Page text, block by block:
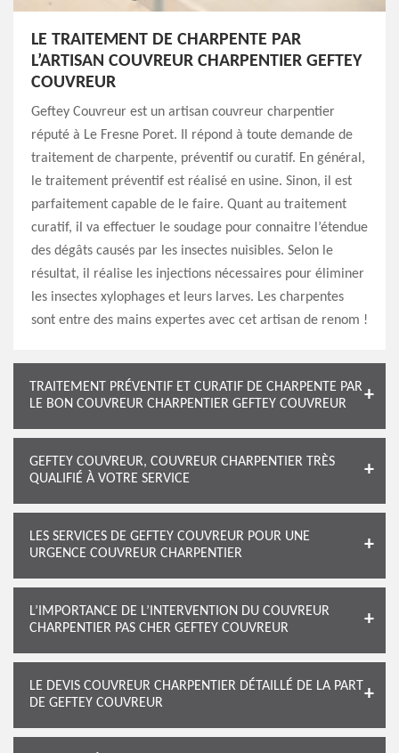
LE TRAITEMENT DE CHARPENTE PAR
L’ARTISAN COUVREUR CHARPENTIER GEFTEY
COUVREUR
Geftey Couvreur est un artisan couvreur charpentier
réputé à Le Fresne Poret. Il répond à toute demande de
traitement de charpente, préventif ou curatif. En général,
le traitement préventif est réalisé en usine. Sinon, il est
parfaitement capable de le faire. Quant au traitement
curatif, il va effectuer le soudage pour connaitre l’étendue
des dégâts causés par les insectes nuisibles. Selon le
résultat, il réalise les injections nécessaires pour éliminer
les insectes xylophages et leurs larves. Les charpentes
sont entre des mains expertes avec cet artisan de renom !
TRAITEMENT PRÉVENTIF ET CURATIF DE CHARPENTE PAR
LE BON COUVREUR CHARPENTIER GEFTEY COUVREUR
GEFTEY COUVREUR, COUVREUR CHARPENTIER TRÈS
QUALIFIÉ À VOTRE SERVICE
LES SERVICES DE GEFTEY COUVREUR POUR UNE
URGENCE COUVREUR CHARPENTIER
L’IMPORTANCE DE L’INTERVENTION DU COUVREUR
CHARPENTIER PAS CHER GEFTEY COUVREUR
LE DEVIS COUVREUR CHARPENTIER DÉTAILLÉ DE LA PART
DE GEFTEY COUVREUR